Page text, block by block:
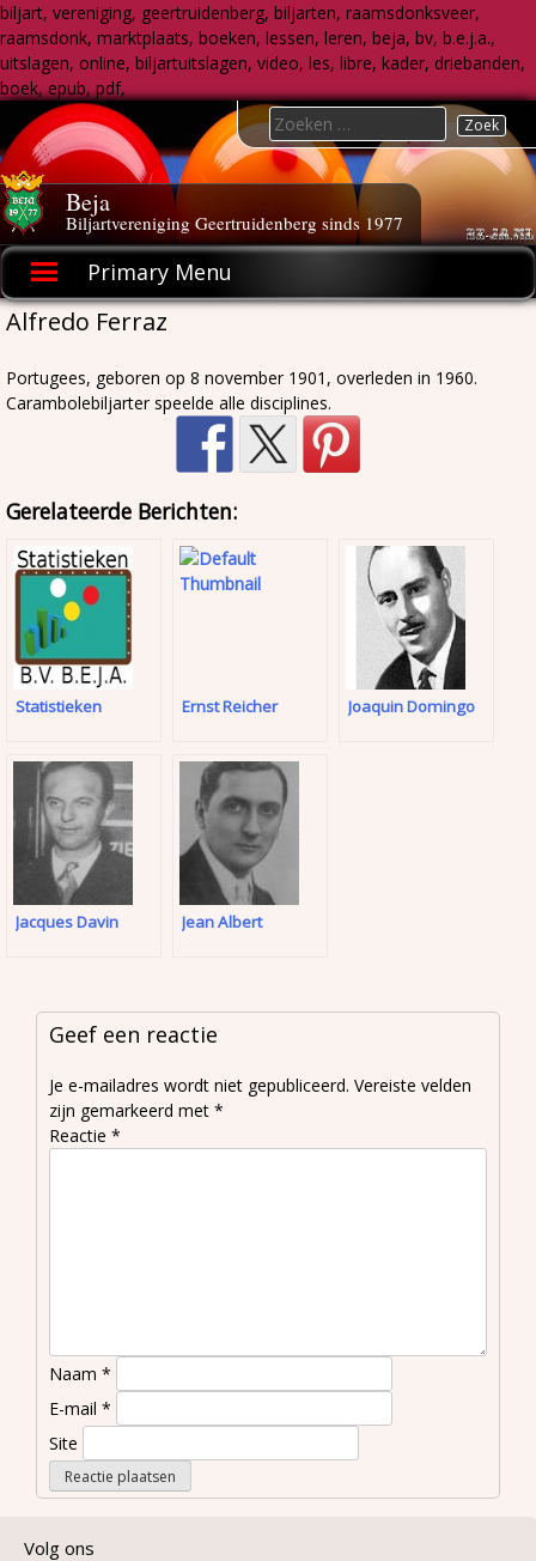
biljart, vereniging, geertruidenberg, biljarten, raamsdonksveer,
raamsdonk, marktplaats, boeken, lessen, leren, beja, bv, b.e.j.a.,
uitslagen, online, biljartuitslagen, video, les, libre, kader, driebanden,
boek, epub, pdf,
to
content
Beja
Biljartvereniging Geertruidenberg sinds 1977
Primary Menu
Search
for:
Alfredo Ferraz
Portugees, geboren op 8 november 1901, overleden in 1960.
Carambolebiljarter speelde alle disciplines.
Gerelateerde Berichten:
Statistieken Ernst Reicher Joaquin Domingo
Jacques Davin Jean Albert
Geef een reactie
Je e-mailadres wordt niet gepubliceerd. Vereiste velden
zijn gemarkeerd met *
Reactie *
Naam *
E-mail *
Site
Volg ons